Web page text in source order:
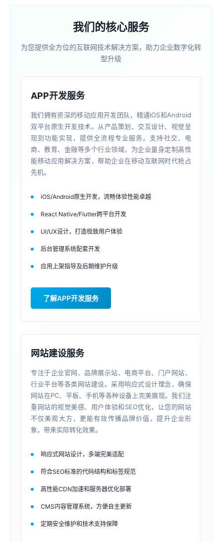
我们的核心服务
为您提供全方位的互联网技术解决方案，助力企业数字化转
型升级
APP开发服务
我们拥有资深的移动应用开发团队，精通iOS和Android
双平台原生开发技术。从产品策划、交互设计、视觉呈
现到功能实现，提供全流程专业服务。支持社交、电
商、教育、金融等多个行业领域，为企业量身定制高性
能移动应用解决方案，帮助企业在移动互联网时代抢占
先机。
iOS/Android原生开发，流畅体验性能卓越
React Native/Flutter跨平台开发
UI/UX设计，打造极致用户体验
后台管理系统配套开发
应用上架指导及后期维护升级
了解APP开发服务
网站建设服务
专注于企业官网、品牌展示站、电商平台、门户网站、
行业平台等各类网站建设。采用响应式设计理念，确保
网站在PC、平板、手机等各种设备上完美展现。我们注
重网站的视觉美感、用户体验和SEO优化，让您的网站
不仅美观大方，更能有效传播品牌价值，提升企业形
象，带来实际转化效果。
响应式网站设计，多端完美适配
符合SEO标准的代码结构和标签规范
高性能CDN加速和服务器优化部署
CMS内容管理系统，方便自主更新
定期安全维护和技术支持保障